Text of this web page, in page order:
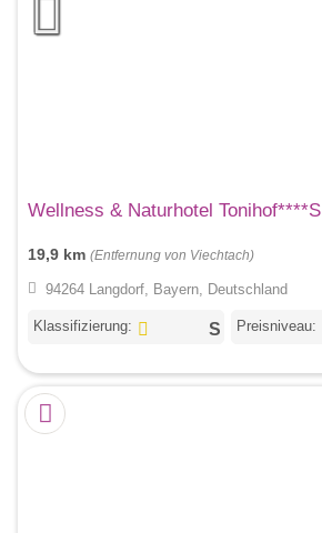
Wellness & Naturhotel Tonihof****S
19,9 km (Entfernung von Viechtach)
94264 Langdorf, Bayern, Deutschland
Klassifizierung: Preisniveau: